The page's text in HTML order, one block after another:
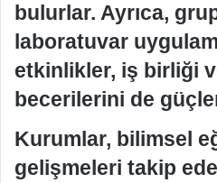
bulurlar. Ayrıca,
laboratuvar
etkinlikler, iş birliği
becerilerini de
Kurumlar, bilimsel
gelişmeleri takip